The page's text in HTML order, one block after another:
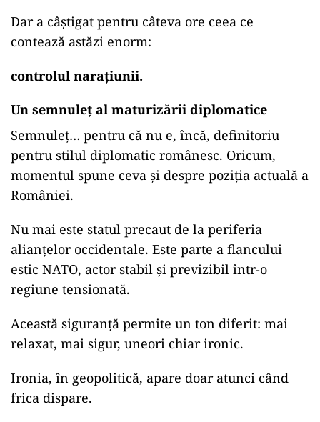
Dar a câștigat pentru câteva ore ceea ce
contează astăzi enorm:
controlul narațiunii.
Un semnuleț al maturizării diplomatice
Semnuleț… pentru că nu e, încă, definitoriu
pentru stilul diplomatic românesc. Oricum,
momentul spune ceva și despre poziția actuală a
României.
Nu mai este statul precaut de la periferia
alianțelor occidentale. Este parte a flancului
estic NATO, actor stabil și previzibil într-o
regiune tensionată.
Această siguranță permite un ton diferit: mai
relaxat, mai sigur, uneori chiar ironic.
Ironia, în geopolitică, apare doar atunci când
frica dispare.